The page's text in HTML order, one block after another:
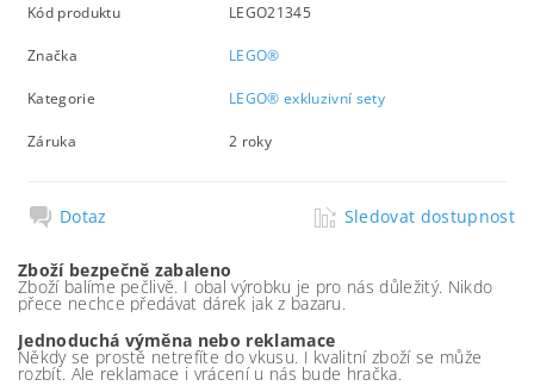
Kód produktu LEGO21345
Značka LEGO®
Kategorie LEGO® exkluzivní sety
Záruka 2 roky
Dotaz Sledovat dostupnost
Zboží bezpečně zabaleno
Zboží balíme pečlivě. I obal výrobku je pro nás důležitý. Nikdo
přece nechce předávat dárek jak z bazaru.
Jednoduchá výměna nebo reklamace
Někdy se prostě netrefíte do vkusu. I kvalitní zboží se může
rozbít. Ale reklamace i vrácení u nás bude hračka.